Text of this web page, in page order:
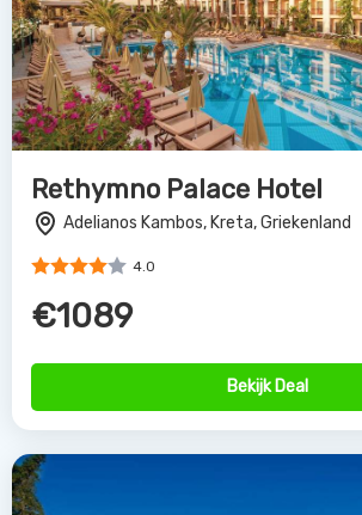
Rethymno Palace Hotel
Adelianos Kambos, Kreta, Griekenland
4.0
€1089
Bekijk Deal